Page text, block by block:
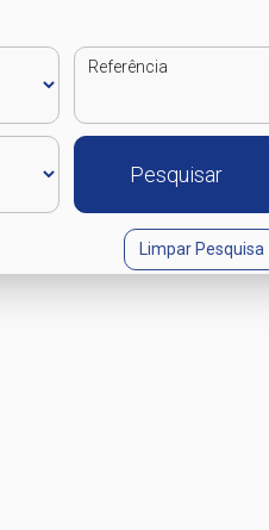
Referência
Pesquisar
Limpar Pesquisa